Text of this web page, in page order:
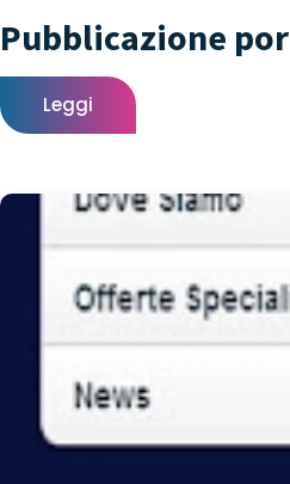
Pubblicazione
Leggi